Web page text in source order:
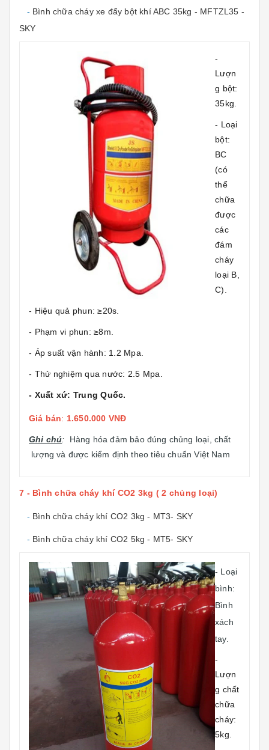
- Bình chữa cháy xe đẩy bột khí ABC 35kg - MFTZL35 -
SKY
-
Lượn
g bột:
35kg.
- Loại
bột:
BC
(có
thể
chữa
được
các
đám
cháy
loại B,
C).
- Hiệu quả phun: ≥20s.
- Phạm vi phun: ≥8m.
- Áp suất vận hành: 1.2 Mpa.
- Thử nghiệm qua nước: 2.5 Mpa.
- Xuất xứ: Trung Quốc.
Giá bán: 1.650.000 VNĐ
Ghi chú: Hàng hóa đảm bảo đúng chủng loại, chất
lượng và được kiểm định theo tiêu chuẩn Việt Nam
7 - Bình chữa cháy khí CO2 3kg ( 2 chủng loại)
- Bình chữa cháy khí CO2 3kg - MT3- SKY
- Bình chữa cháy khí CO2 5kg - MT5- SKY
- Loại
bình:
Bình
xách
tay.
-
Lượn
g chất
chữa
cháy:
5kg.